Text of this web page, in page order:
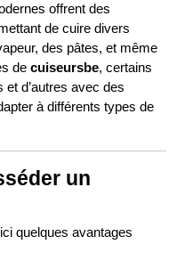
offrent des
de cuire divers
des pâtes, et même
de cuiseursbe, certains
d’autres avec des
à différents types de
un
quelques avantages